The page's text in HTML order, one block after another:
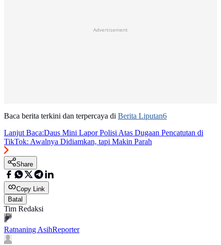
Advertisement
Baca berita terkini dan terpercaya di Berita Liputan6
Lanjut Baca:Daus Mini Lapor Polisi Atas Dugaan Pencatutan di
TikTok: Awalnya Didiamkan, tapi Makin Parah
Share
Copy Link
Batal
Tim Redaksi
Ratnaning AsihReporter